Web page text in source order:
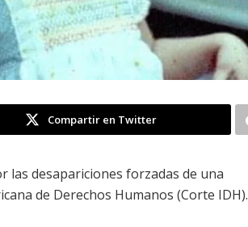
Compartir en Twitter
las desapariciones forzadas de una
de Derechos Humanos (Corte IDH).